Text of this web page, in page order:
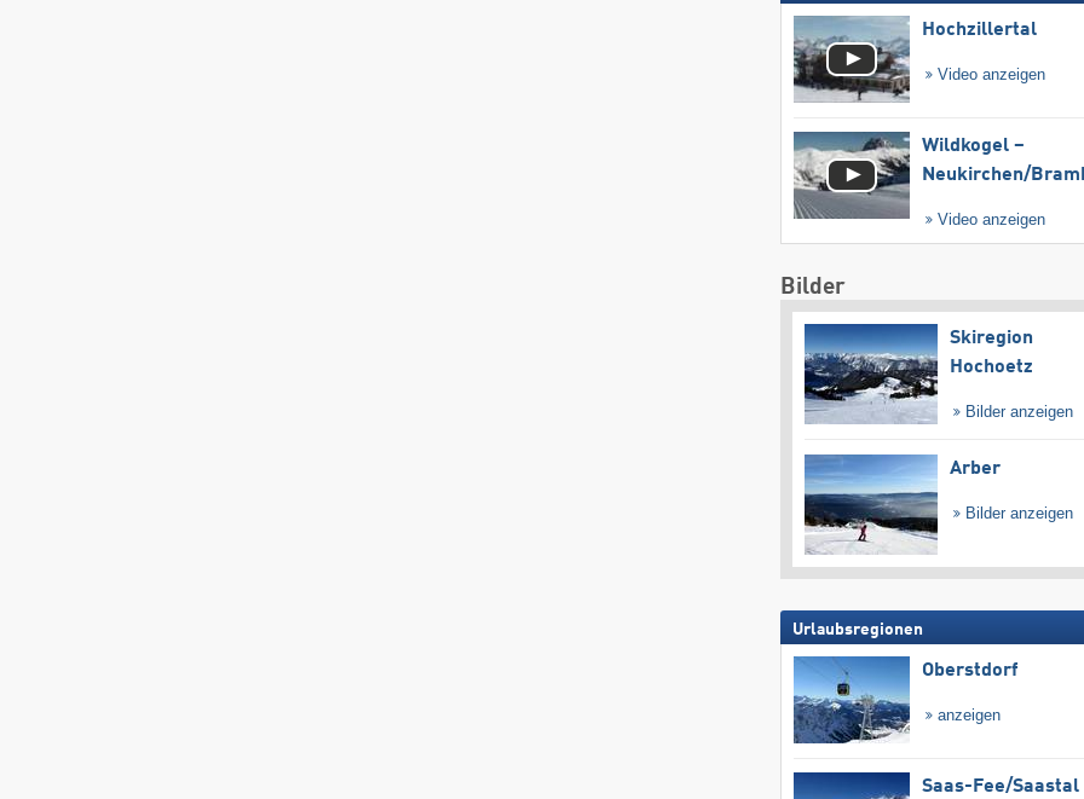
Hochzillertal
Video anzeigen
Wildkogel –
Neukirchen/​
Video anzeigen
Bilder
Skiregion
Hochoetz
Bilder anzeigen
Arber
Bilder anzeigen
Urlaubsregionen
Oberstdorf
anzeigen
Saas-Fee/​Saastal